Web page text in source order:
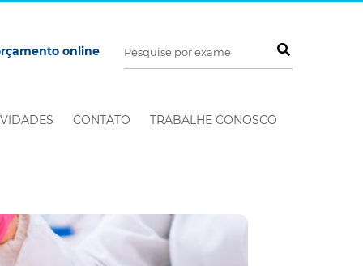
online
CONTATO TRABALHE CONOSCO